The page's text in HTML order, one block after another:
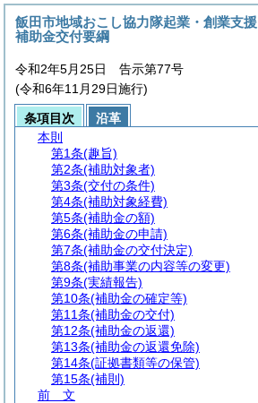
飯田市地域おこし協力隊起業・創業支援
補助金交付要綱
令和2年5月25日 告示第77号
(令和6年11月29日施行)
条項目次
沿革
本則
第1条(趣旨)
第2条(補助対象者)
第3条(交付の条件)
第4条(補助対象経費)
第5条(補助金の額)
第6条(補助金の申請)
第7条(補助金の交付決定)
第8条(補助事業の内容等の変更)
第9条(実績報告)
第10条(補助金の確定等)
第11条(補助金の交付)
第12条(補助金の返還)
第13条(補助金の返還免除)
第14条(証拠書類等の保管)
第15条(補則)
前 文